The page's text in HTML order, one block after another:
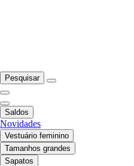
Pesquisar
Saldos
Novidades
Vestuário feminino
Tamanhos grandes
Sapatos